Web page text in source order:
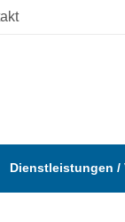
Dienstleistungen /